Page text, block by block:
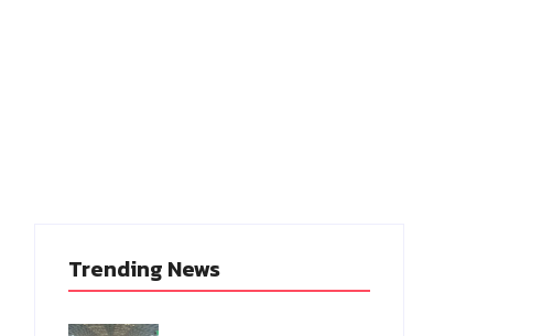
Trending News